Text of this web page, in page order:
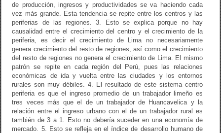
de producción, ingresos y productividades se va haciendo cada
vez más grande. Esta tendencia se repite entre los centros y las
periferias de las regiones. 3. Esto se explica porque no hay
causalidad entre el crecimiento del centro y el crecimiento de la
periferia, es decir el crecimiento de Lima no necesariamente
genera crecimiento del resto de regiones, así como el crecimiento
del resto de regiones no genera el crecimiento de Lima. El mismo
patrón se repite en cada región del Perú, pues las relaciones
económicas de ida y vuelta entre las ciudades y los entornos
rurales son muy débiles. 4. El resultado de este sistema centro
periferia es que el ingreso promedio de un trabajador limeño es
tres veces más que el de un trabajador de Huancavelica y la
relación entre el ingreso urbano con el de un trabajador rural es
también de 3 a 1. Esto no debería suceder en una economía de
mercado. 5. Esto se refleja en el índice de desarrollo humano de